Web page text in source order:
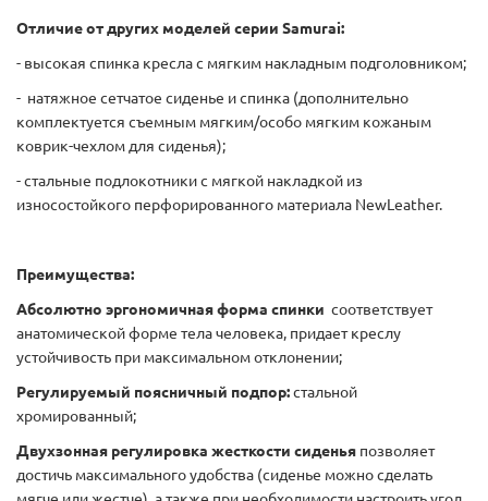
Отличие от других моделей серии Samurai:
- высокая спинка кресла с мягким накладным подголовником;
- натяжное сетчатое сиденье и спинка (дополнительно
комплектуется съемным мягким/особо мягким кожаным
коврик-чехлом для сиденья);
- стальные подлокотники с мягкой накладкой из
износостойкого перфорированного материала NewLeather.
Преимущества:
Абсолютно эргономичная форма спинки соответствует
анатомической форме тела человека, придает креслу
устойчивость при максимальном отклонении;
Регулируемый поясничный подпор:стальной
хромированный;
Двухзонная регулировка жесткости сиденья позволяет
достичь максимального удобства (сиденье можно сделать